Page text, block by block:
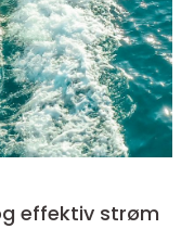
effektiv strøm